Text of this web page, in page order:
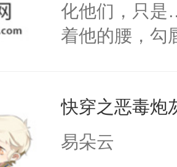
化他们，只是
着他的腰，勾
来，给老公亲
用力——为你
快穿之恶毒炮
易朵云